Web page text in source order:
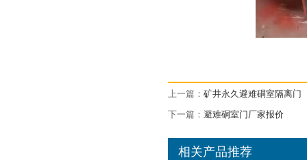
上一篇： 矿井永久避难硐室隔离门
下一篇： 避难硐室门厂家报价
相关产品推荐